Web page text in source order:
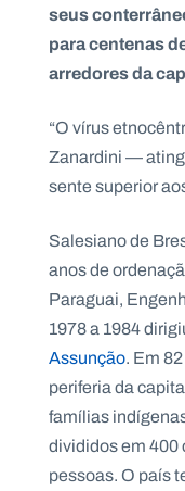
seus
para centenas
arredores da
“O vírus
Zanardini —
sente superior
Salesiano de
anos de
Paraguai,
1978 a 1984
Assunção. Em
periferia da
famílias
divididos em 400
pessoas. O país
P
O
R
A
C
O
N
A
L
a
l
e
s
i
a
n
o
s
p
t